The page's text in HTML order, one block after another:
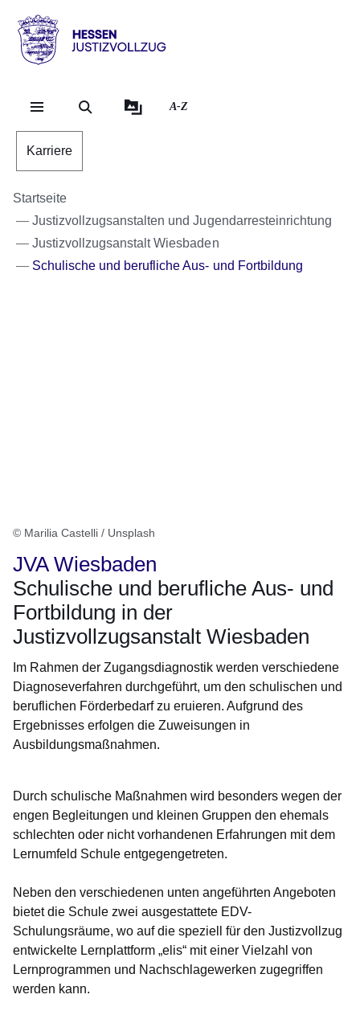
Hessen
Justizvollzug
A-Z
Karriere
Startseite
Justizvollzugsanstalten und Jugendarresteinrichtung
Justizvollzugsanstalt Wiesbaden
Schulische und berufliche Aus- und Fortbildung
© Marilia Castelli / Unsplash
JVA Wiesbaden
Schulische und berufliche Aus- und
Fortbildung in der
Justizvollzugsanstalt Wiesbaden
Im Rahmen der Zugangsdiagnostik werden verschiedene
Diagnoseverfahren durchgeführt, um den schulischen und
beruflichen Förderbedarf zu eruieren. Aufgrund des
Ergebnisses erfolgen die Zuweisungen in
Ausbildungsmaßnahmen.
Durch schulische Maßnahmen wird besonders wegen der
engen Begleitungen und kleinen Gruppen den ehemals
schlechten oder nicht vorhandenen Erfahrungen mit dem
Lernumfeld Schule entgegengetreten.
Neben den verschiedenen unten angeführten Angeboten
bietet die Schule zwei ausgestattete EDV-
Schulungsräume, wo auf die speziell für den Justizvollzug
entwickelte Lernplattform „elis“ mit einer Vielzahl von
Lernprogrammen und Nachschlagewerken zugegriffen
werden kann.